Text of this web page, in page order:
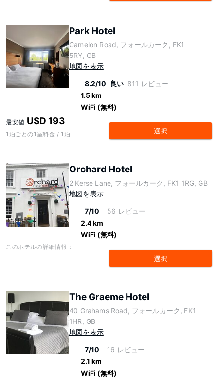
Park Hotel
Camelon Road, フォールカーク, FK1
5RY, GB
地図を表示
8.2/10 良い 811 レビュー
1.5 km
WiFi (無料)
最安値 USD 193
1泊ごとの1室料金 / 1泊 選択
Orchard Hotel
2 Kerse Lane, フォールカーク, FK1 1RG, GB
地図を表示
7/10
56 レビュー
2.4 km
WiFi (無料)
このホテルの詳細情報：
選択
The Graeme Hotel
40 Grahams Road, フォールカーク, FK1
1HR, GB
地図を表示
7/10
16 レビュー
2.1 km
WiFi (無料)